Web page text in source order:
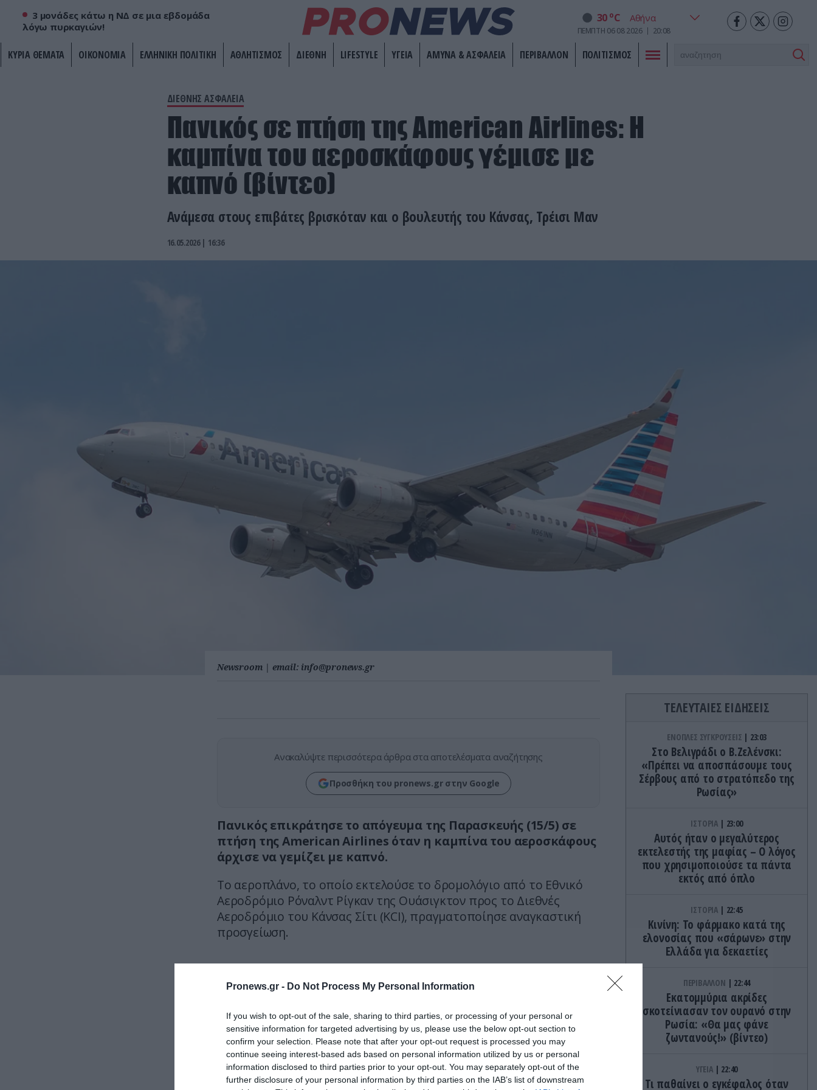
Pronews.gr - Do Not Process My Personal Information
If you wish to opt-out of the sale, sharing to third parties, or processing of your personal or
sensitive information for targeted advertising by us, please use the below opt-out section to
confirm your selection. Please note that after your opt-out request is processed you may
continue seeing interest-based ads based on personal information utilized by us or personal
information disclosed to third parties prior to your opt-out. You may separately opt-out of the
further disclosure of your personal information by third parties on the IAB’s list of downstream
3 μονάδες κάτω η ΝΔ σε μια εβδομάδα
λόγω πυρκαγιών!
30 oC
ΠΕΜΠΤΗ 06 08 2026 20:08
ΚΥΡΙΑ ΘΕΜΑΤΑ ΟΙΚΟΝΟΜΙΑ ΕΛΛΗΝΙΚΗ ΠΟΛΙΤΙΚΗ ΑΘΛΗΤΙΣΜΟΣ ΔΙΕΘΝΗ LIFESTYLE ΥΓΕΙΑ ΑΜΥΝΑ & ΑΣΦΑΛΕΙΑ ΠΕΡΙΒΑΛΛΟΝ ΠΟΛΙΤΙΣΜΟΣ
ΔΙΕΘΝΗΣ ΑΣΦΑΛΕΙΑ
Πανικός σε πτήση της American Airlines: Η
καμπίνα του αεροσκάφους γέμισε με
καπνό (βίντεο)
Ανάμεσα στους επιβάτες βρισκόταν και ο βουλευτής του Κάνσας, Τρέισι Μαν
16.05.2026 | 16:36
Newsroom | email: info@pronews.gr
Ανακαλύψτε περισσότερα άρθρα στα αποτελέσματα αναζήτησης
Προσθήκη του pronews.gr στην Google
Πανικός επικράτησε το απόγευμα της Παρασκευής (15/5) σε
πτήση της American Airlines όταν η καμπίνα του αεροσκάφους
άρχισε να γεμίζει με καπνό.
Το αεροπλάνο, το οποίο εκτελούσε το δρομολόγιο από το Εθνικό
Αεροδρόμιο Ρόναλντ Ρίγκαν της Ουάσιγκτον προς το Διεθνές
Αεροδρόμιο του Κάνσας Σίτι (KCI), πραγματοποίησε αναγκαστική
προσγείωση.
ΤΕΛΕΥΤΑΙΕΣ ΕΙΔΗΣΕΙΣ
ΕΝΟΠΛΕΣ ΣΥΓΚΡΟΥΣΕΙΣ 23:03
Στο Βελιγράδι ο Β.Ζελένσκι:
«Πρέπει να αποσπάσουμε τους
Σέρβους από το στρατόπεδο της
Ρωσίας»
ΙΣΤΟΡΙΑ 23:00
Αυτός ήταν ο μεγαλύτερος
εκτελεστής της μαφίας – Ο λόγος
που χρησιμοποιούσε τα πάντα
εκτός από όπλο
ΙΣΤΟΡΙΑ 22:45
Κινίνη: Το φάρμακο κατά της
ελονοσίας που «σάρωνε» στην
Ελλάδα για δεκαετίες
ΠΕΡΙΒΑΛΛΟΝ 22:44
Εκατομμύρια ακρίδες
σκοτείνιασαν τον ουρανό στην
Ρωσία: «Θα μας φάνε
ζωντανούς!» (βίντεο)
ΥΓΕΙΑ 22:40
Τι παθαίνει ο εγκέφαλος όταν